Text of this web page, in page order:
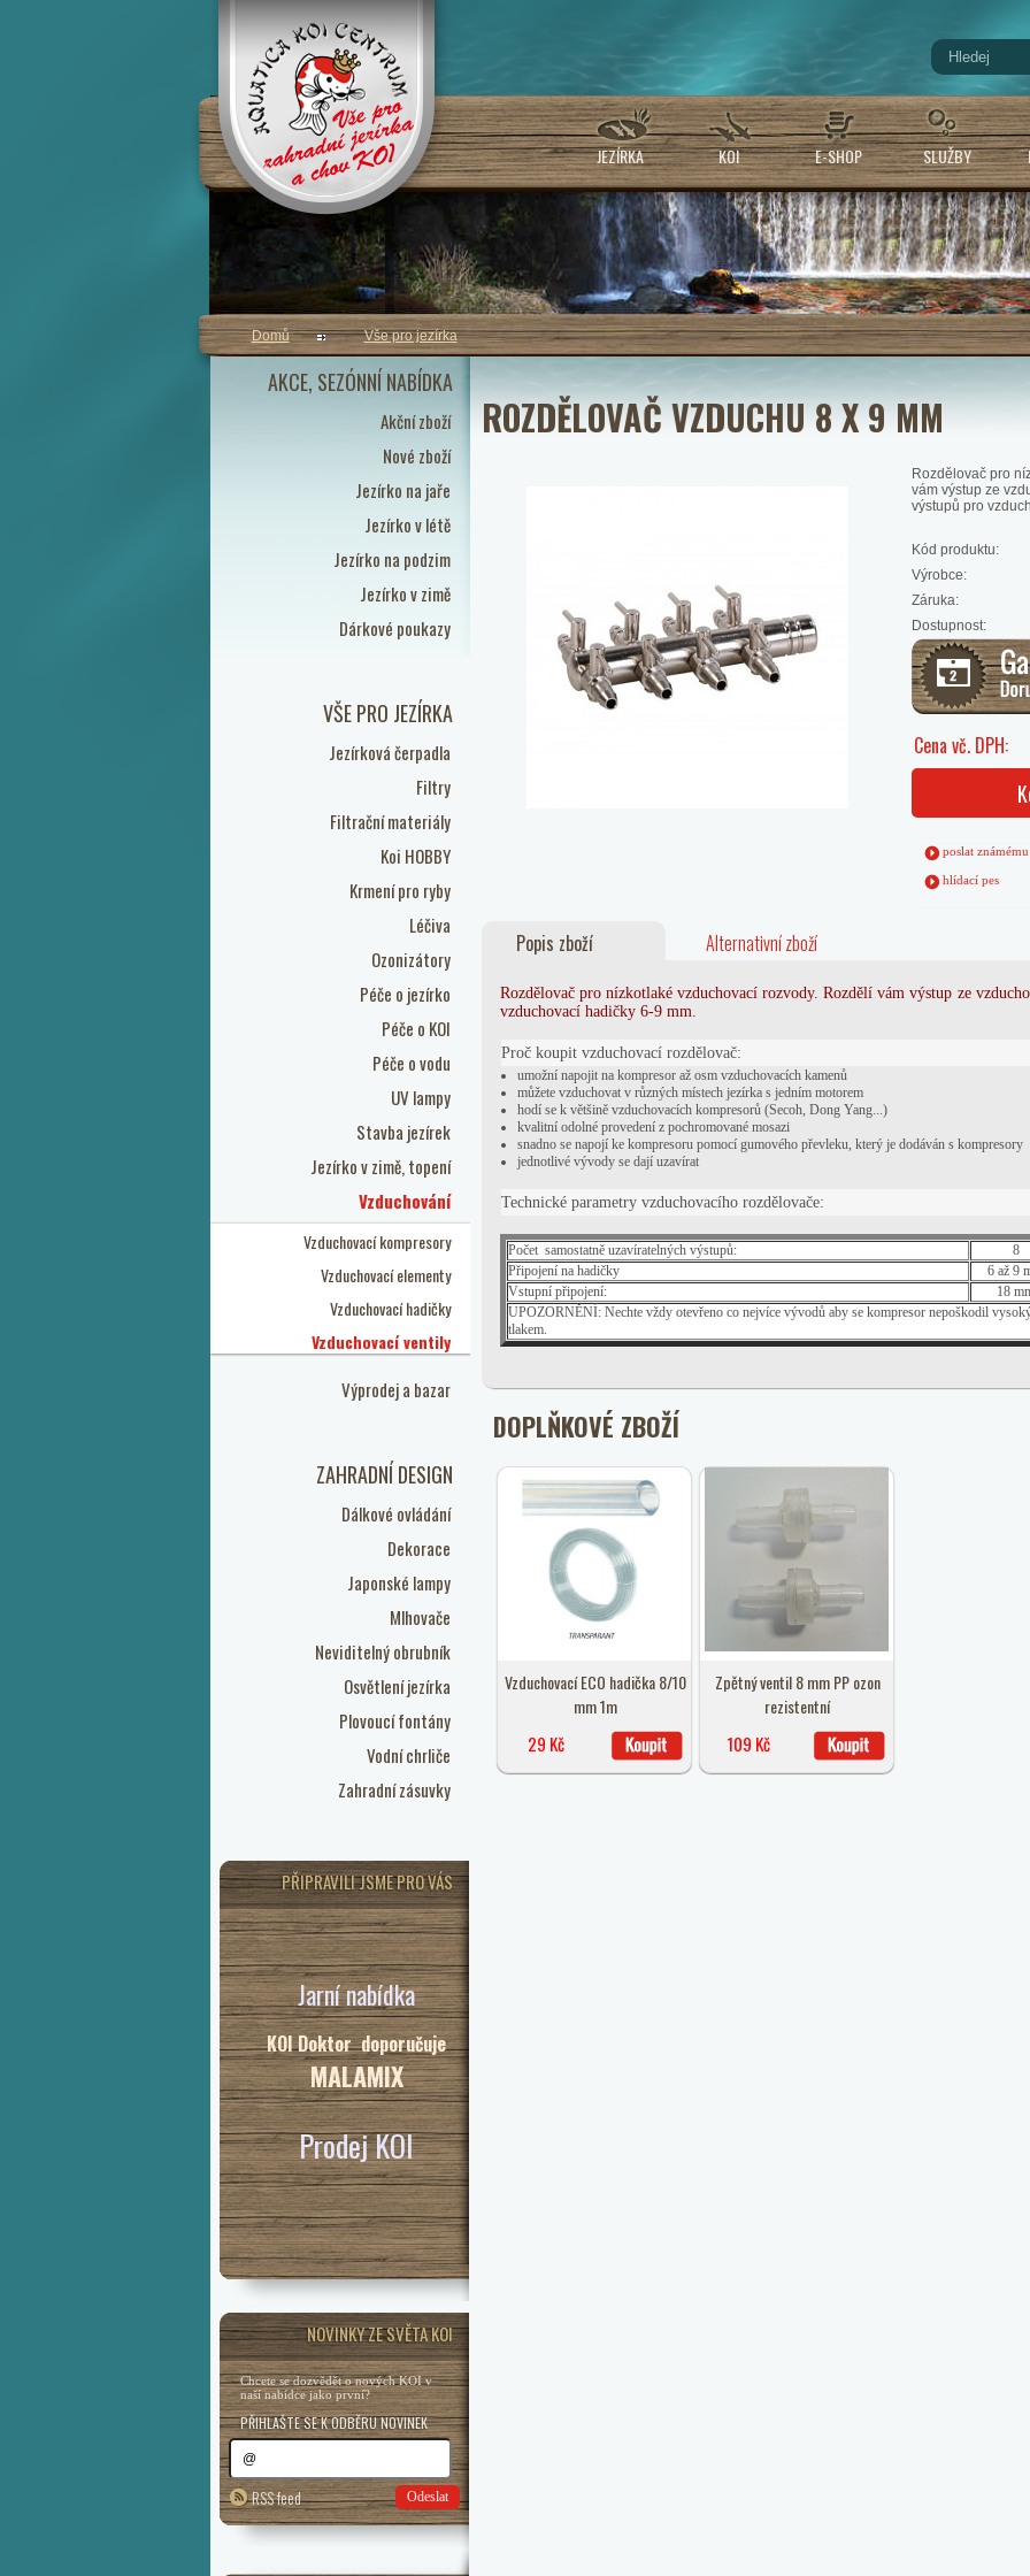
JEZÍRKA KOI E-SHOP SLUŽBY
AKCE, SEZÓNNÍ NABÍDKA
Akční zboží
Nové zboží
Jezírko na jaře
Jezírko v létě
Jezírko na podzim
Jezírko v zimě
Dárkové poukazy
VŠE PRO JEZÍRKA
Jezírková čerpadla
Filtry
Filtrační materiály
Koi HOBBY
Krmení pro ryby
Léčiva
Ozonizátory
Péče o jezírko
Péče o KOI
Péče o vodu
UV lampy
Stavba jezírek
Jezírko v zimě, topení
Vzduchování
Vzduchovací kompresory
Vzduchovací elementy
Vzduchovací hadičky
Vzduchovací ventily
Výprodej a bazar
ZAHRADNÍ DESIGN
Dálkové ovládání
Dekorace
Japonské lampy
Mlhovače
Neviditelný obrubník
Osvětlení jezírka
Plovoucí fontány
Vodní chrliče
Zahradní zásuvky
PŘIPRAVILI JSME PRO VÁS
Jarní nabídka
KOI Doktor doporučuje
MALAMIX
Prodej KOI
NOVINKY ZE SVĚTA KOI
Chcete se dozvědět o nových KOI v
naší nabídce jako první?
PŘIHLAŠTE SE K ODBĚRU NOVINEK
RSS feed Odeslat
Domů Vše pro jezírka
ROZDĚLOVAČ VZDUCHU 8 X 9 MM
Rozdělovač pro
vám výstup ze
výstupů pro
Kód produktu:
Výrobce:
Záruka:
Dostupnost:
Cena vč. DPH:
poslat známému
hlídací pes
Popis zboží Alternativní zboží
Rozdělovač pro nízkotlaké vzduchovací rozvody. Rozdělí vám výstup ze
vzduchovací hadičky 6-9 mm.
Proč koupit vzduchovací rozdělovač:
umožní napojit na kompresor až osm vzduchovacích kamenů
můžete vzduchovat v různých místech jezírka s jedním motorem
hodí se k většině vzduchovacích kompresorů (Secoh, Dong Yang...)
kvalitní odolné provedení z pochromované mosazi
snadno se napojí ke kompresoru pomocí gumového převleku, který je dodáván s kompresory
jednotlivé vývody se dají uzavírat
Technické parametry vzduchovacího rozdělovače:
Počet samostatně uzavíratelných výstupů:
8
Připojení na hadičky
6 až 9
Vstupní připojení:
18
UPOZORNĚNÍ: Nechte vždy otevřeno co nejvíce vývodů aby se kompresor nepoškodil
tlakem.
DOPLŇKOVÉ ZBOŽÍ
Vzduchovací ECO hadička 8/10
mm 1m
29 Kč
Zpětný ventil 8 mm PP ozon
rezistentní
109 Kč